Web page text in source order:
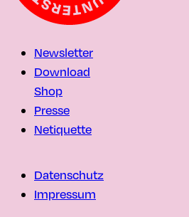
Newsletter
Download
Shop
Presse
Netiquette
Datenschutz
Impressum